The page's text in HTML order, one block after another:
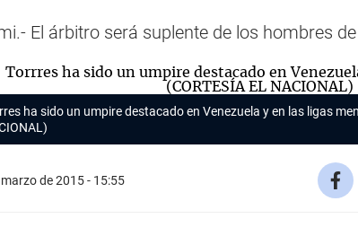
El árbitro será suplente de los hombres
ha sido un umpire destacado en Venezuela y en las ligas
de 2015 - 15:55